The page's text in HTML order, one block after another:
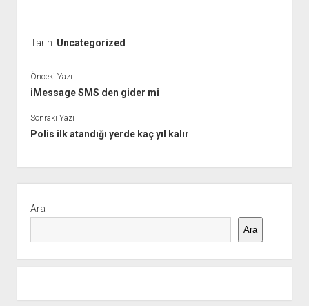
Tarih: Uncategorized
Önceki Yazı
iMessage SMS den gider mi
Sonraki Yazı
Polis ilk atandığı yerde kaç yıl kalır
Menü
Ara
Ara